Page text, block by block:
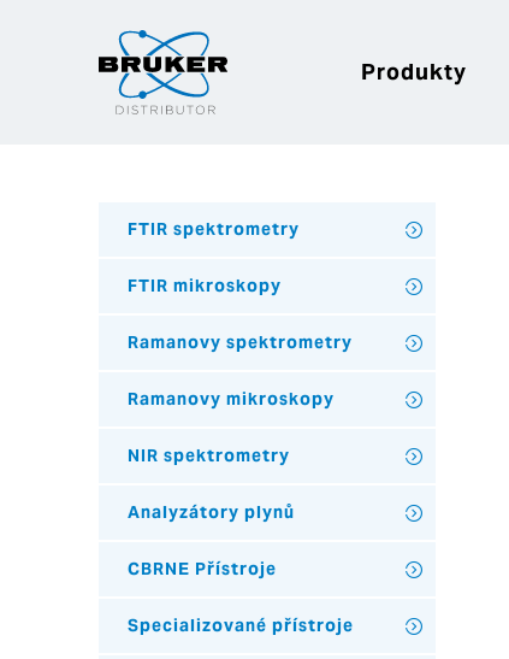
Produkty
FTIR spektrometry
FTIR mikroskopy
Ramanovy spektrometry
Ramanovy mikroskopy
NIR spektrometry
Analyzátory plynů
CBRNE Přístroje
Specializované přístroje